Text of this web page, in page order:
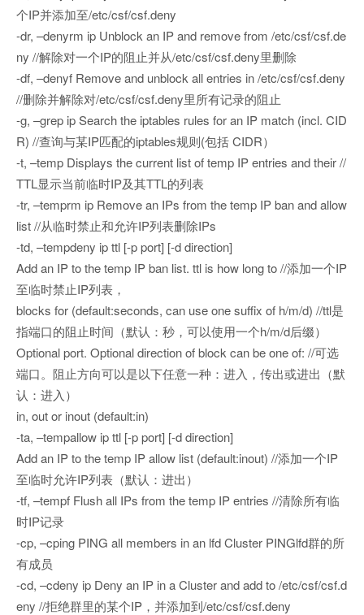
个IP并添加至/etc/csf/csf.deny
-dr, –denyrm ip Unblock an IP and remove from /etc/csf/csf.de
ny //解除对一个IP的阻止并从/etc/csf/csf.deny里删除
-df, –denyf Remove and unblock all entries in /etc/csf/csf.deny
//删除并解除对/etc/csf/csf.deny里所有记录的阻止
-g, –grep ip Search the iptables rules for an IP match (incl. CID
R) //查询与某IP匹配的iptables规则(包括 CIDR）
-t, –temp Displays the current list of temp IP entries and their //
TTL显示当前临时IP及其TTL的列表
-tr, –temprm ip Remove an IPs from the temp IP ban and allow
list //从临时禁止和允许IP列表删除IPs
-td, –tempdeny ip ttl [-p port] [-d direction]
Add an IP to the temp IP ban list. ttl is how long to //添加一个IP
至临时禁止IP列表，
blocks for (default:seconds, can use one suffix of h/m/d) //ttl是
指端口的阻止时间（默认：秒，可以使用一个h/m/d后缀）
Optional port. Optional direction of block can be one of: //可选
端口。阻止方向可以是以下任意一种：进入，传出或进出（默
认：进入）
in, out or inout (default:in)
-ta, –tempallow ip ttl [-p port] [-d direction]
Add an IP to the temp IP allow list (default:inout) //添加一个IP
至临时允许IP列表（默认：进出）
-tf, –tempf Flush all IPs from the temp IP entries //清除所有临
时IP记录
-cp, –cping PING all members in an lfd Cluster PINGlfd群的所
有成员
-cd, –cdeny ip Deny an IP in a Cluster and add to /etc/csf/csf.d
eny //拒绝群里的某个IP，并添加到/etc/csf/csf.deny